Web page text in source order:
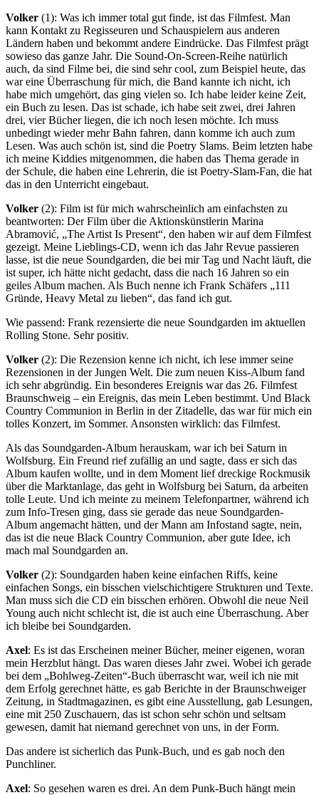
Volker (1): Was ich immer total gut finde, ist das Filmfest. Man
kann Kontakt zu Regisseuren und Schauspielern aus anderen
Ländern haben und bekommt andere Eindrücke. Das Filmfest prägt
sowieso das ganze Jahr. Die Sound-On-Screen-Reihe natürlich
auch, da sind Filme bei, die sind sehr cool, zum Beispiel heute, das
war eine Überraschung für mich, die Band kannte ich nicht, ich
habe mich umgehört, das ging vielen so. Ich habe leider keine Zeit,
ein Buch zu lesen. Das ist schade, ich habe seit zwei, drei Jahren
drei, vier Bücher liegen, die ich noch lesen möchte. Ich muss
unbedingt wieder mehr Bahn fahren, dann komme ich auch zum
Lesen. Was auch schön ist, sind die Poetry Slams. Beim letzten habe
ich meine Kiddies mitgenommen, die haben das Thema gerade in
der Schule, die haben eine Lehrerin, die ist Poetry-Slam-Fan, die hat
das in den Unterricht eingebaut.
Volker (2): Film ist für mich wahrscheinlich am einfachsten zu
beantworten: Der Film über die Aktionskünstlerin Marina
Abramović, „The Artist Is Present“, den haben wir auf dem Filmfest
gezeigt. Meine Lieblings-CD, wenn ich das Jahr Revue passieren
lasse, ist die neue Soundgarden, die bei mir Tag und Nacht läuft, die
ist super, ich hätte nicht gedacht, dass die nach 16 Jahren so ein
geiles Album machen. Als Buch nenne ich Frank Schäfers „111
Gründe, Heavy Metal zu lieben“, das fand ich gut.
Wie passend: Frank rezensierte die neue Soundgarden im aktuellen
Rolling Stone. Sehr positiv.
Volker (2): Die Rezension kenne ich nicht, ich lese immer seine
Rezensionen in der Jungen Welt. Die zum neuen Kiss-Album fand
ich sehr abgründig. Ein besonderes Ereignis war das 26. Filmfest
Braunschweig – ein Ereignis, das mein Leben bestimmt. Und Black
Country Communion in Berlin in der Zitadelle, das war für mich ein
tolles Konzert, im Sommer. Ansonsten wirklich: das Filmfest.
Als das Soundgarden-Album herauskam, war ich bei Saturn in
Wolfsburg. Ein Freund rief zufällig an und sagte, dass er sich das
Album kaufen wollte, und in dem Moment lief dreckige Rockmusik
über die Marktanlage, das geht in Wolfsburg bei Saturn, da arbeiten
tolle Leute. Und ich meinte zu meinem Telefonpartner, während ich
zum Info-Tresen ging, dass sie gerade das neue Soundgarden-
Album angemacht hätten, und der Mann am Infostand sagte, nein,
das ist die neue Black Country Communion, aber gute Idee, ich
mach mal Soundgarden an.
Volker (2): Soundgarden haben keine einfachen Riffs, keine
einfachen Songs, ein bisschen vielschichtigere Strukturen und Texte.
Man muss sich die CD ein bisschen erhören. Obwohl die neue Neil
Young auch nicht schlecht ist, die ist auch eine Überraschung. Aber
ich bleibe bei Soundgarden.
Axel: Es ist das Erscheinen meiner Bücher, meiner eigenen, woran
mein Herzblut hängt. Das waren dieses Jahr zwei. Wobei ich gerade
bei dem „Bohlweg-Zeiten“-Buch überrascht war, weil ich nie mit
dem Erfolg gerechnet hätte, es gab Berichte in der Braunschweiger
Zeitung, in Stadtmagazinen, es gibt eine Ausstellung, gab Lesungen,
eine mit 250 Zuschauern, das ist schon sehr schön und seltsam
gewesen, damit hat niemand gerechnet von uns, in der Form.
Das andere ist sicherlich das Punk-Buch, und es gab noch den
Punchliner.
Axel: So gesehen waren es drei. An dem Punk-Buch hängt mein